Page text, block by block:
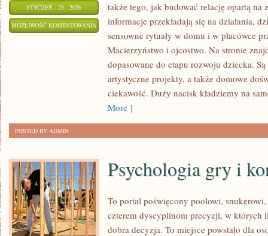
STYCZEŃ - 29 - 2026
MOŻLIWOŚĆ KOMENTOWANIA ZABAWY
AKTYWNOŚCI
także tego, jak budować relację opartą
informacje przekładają się na działania,
sensowne rytuały w domu i w placówce
Macierzyństwo i ojcostwo. Na stronie
dopasowane do etapu rozwoju dziecka.
artystyczne projekty, a także domowe
ciekawość. Duży nacisk kładziemy na
More ]
POSTED BY ADMIN
Psychologia gry i
To portal poświęcony poolowi,
czterem dyscyplinom precyzji, w których
dobra decyzja. To miejsce powstało dla